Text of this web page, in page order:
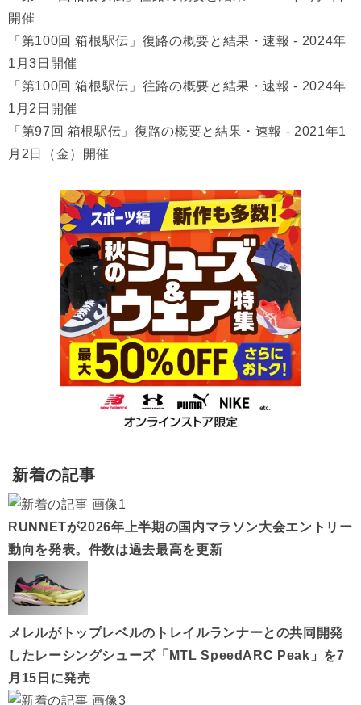
開催
「第100回 箱根駅伝」復路の概要と結果・速報 - 2024年
1月3日開催
「第100回 箱根駅伝」往路の概要と結果・速報 - 2024年
1月2日開催
「第97回 箱根駅伝」復路の概要と結果・速報 - 2021年1
月2日（金）開催
新着の記事
RUNNETが2026年上半期の国内マラソン大会エントリー
動向を発表。件数は過去最高を更新
メレルがトップレベルのトレイルランナーとの共同開発
したレーシングシューズ「MTL SpeedARC Peak」を7
月15日に発売